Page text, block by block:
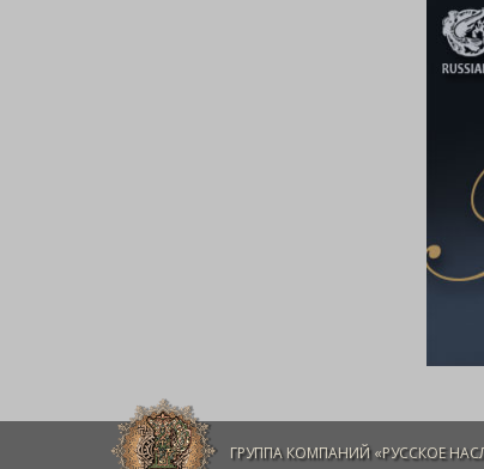
ГРУППА КОМПАНИЙ «РУССКОЕ